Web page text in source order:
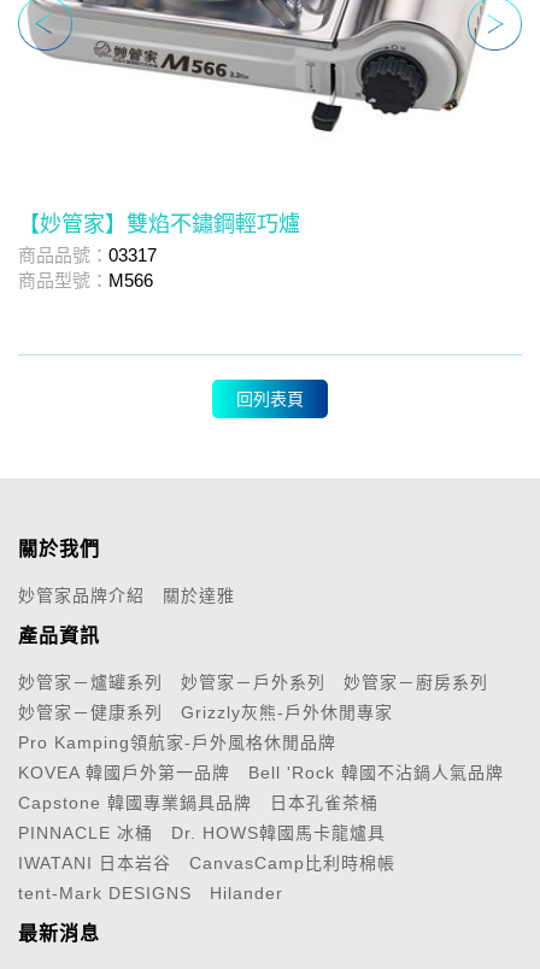
【妙管家】雙焰不鏽鋼輕巧爐
商品品號： 03317
商品型號： M566
回列表頁
關於我們
妙管家品牌介紹 關於達雅
產品資訊
妙管家－爐罐系列 妙管家－戶外系列
妙管家－廚房系列
妙管家－健康系列
Grizzly灰熊-戶外休閒專家
Pro Kamping領航家-戶外風格休閒品牌
KOVEA 韓國戶外第一品牌
Bell 'Rock 韓國不沾鍋人氣品牌
Capstone 韓國專業鍋具品牌
日本孔雀茶桶
PINNACLE 冰桶
Dr. HOWS韓國馬卡龍爐具
IWATANI 日本岩谷
CanvasCamp比利時棉帳
tent-Mark DESIGNS
Hilander
最新消息